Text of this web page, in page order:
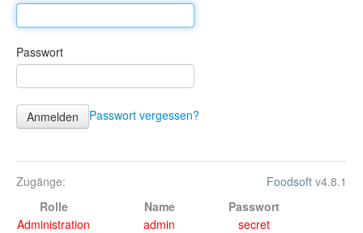
Passwort
Passwort vergessen?
Foodsoft v4.8.1
Zugänge:
Rolle
Name
Passwort
Administration
admin
secret